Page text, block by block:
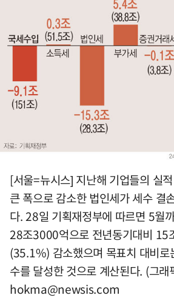
[서울=뉴시스] 지난해 기업들의 실
큰 폭으로 감소한 법인세가 세수 결
다. 28일 기획재정부에 따르면 5월
28조3000억으로 전년동기대비 15
(35.1%) 감소했으며 목표치 대비
수를 달성한 것으로 계산된다. (그
hokma@newsis.com